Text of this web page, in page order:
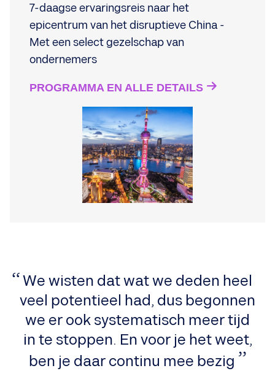
7-daagse ervaringsreis naar het
epicentrum van het disruptieve China -
Met een select gezelschap van
ondernemers
PROGRAMMA EN ALLE DETAILS
We wisten dat wat we deden heel
veel potentieel had, dus begonnen
we er ook systematisch meer tijd
in te stoppen. En voor je het weet,
ben je daar continu mee bezig